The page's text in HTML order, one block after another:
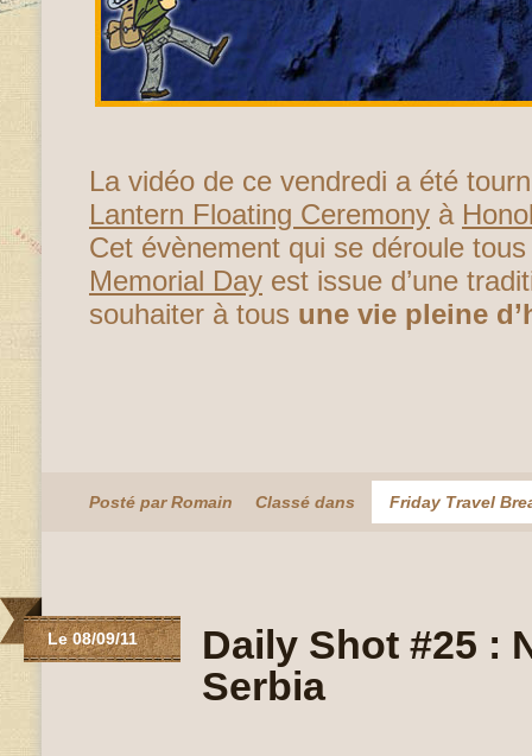
La vidéo de ce vendredi a été
Lantern Floating Ceremony à
Cet évènement qui se déroule
Memorial Day est issue d’une
souhaiter à tous une vie pleine
Posté par Romain Classé dans Friday Travel
Le 08/09/11
Daily Shot #25 :
Serbia